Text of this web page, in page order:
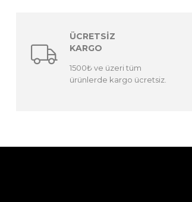
ÜCRETSİZ
KARGO
1500₺ ve üzeri tüm
ürünlerde kargo ücretsiz.